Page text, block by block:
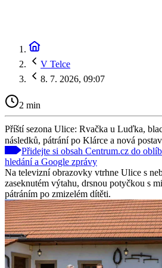
V Telce
8. 7. 2026, 09:07
2 min
Příští sezona Ulice: Rvačka u Luďka,
následků, pátrání po Klárce a nová
Přidejte si obsah Centrum.cz do
hledání a Google zprávy
Na televizní obrazovky vtrhne Ulice s
zaseknutém výtahu, drsnou potyčkou s
pátráním po zmizelém dítěti.